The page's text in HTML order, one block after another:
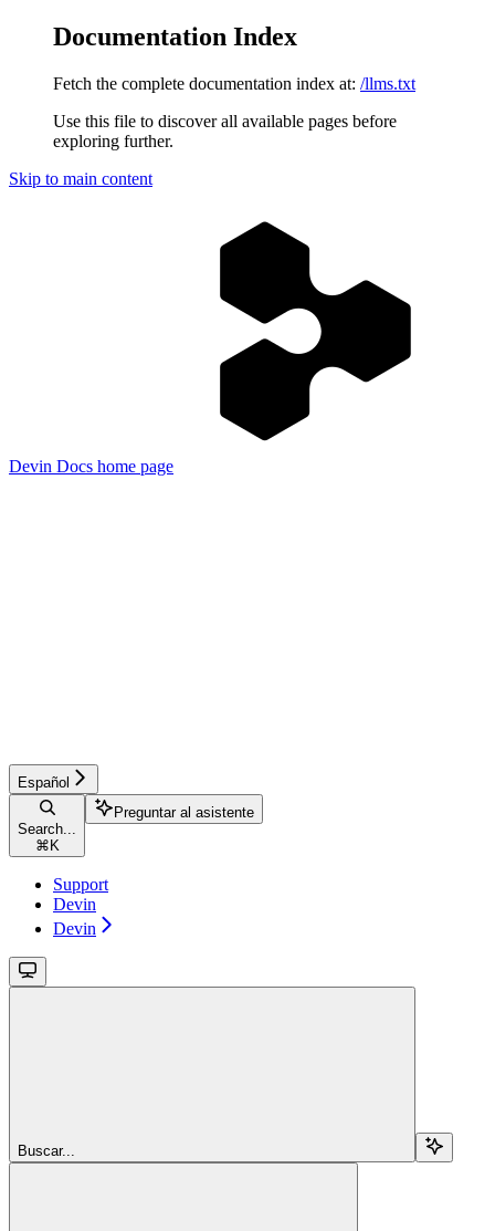
Documentation Index
Fetch the complete documentation index at: /llms.txt
Use this file to discover all available pages before
exploring further.
Skip to main content
Devin Docs home page
Español
Search...
⌘ K
Preguntar al asistente
Support
Devin
Devin
Buscar...